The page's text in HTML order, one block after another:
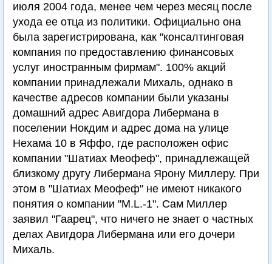
июля 2004 года, менее чем через месяц после
ухода ее отца из политики. Официально она
была зарегистрирована, как "консалтинговая
компания по предоставлению финансовых
услуг иностранным фирмам". 100% акций
компании принадлежали Михаль, однако в
качестве адресов компании были указаны
домашний адрес Авигдора Либермана в
поселении Нокдим и адрес дома на улице
Нехама 10 в Яффо, где расположен офис
компании "Шатиах Меофеф", принадлежащей
близкому другу Либермана Ярону Миллеру. При
этом в "Шатиах Меофеф" не имеют никакого
понятия о компании "M.L.-1". Сам Миллер
заявил "Гаарец", что ничего не знает о частных
делах Авигдора Либермана или его дочери
Михаль.